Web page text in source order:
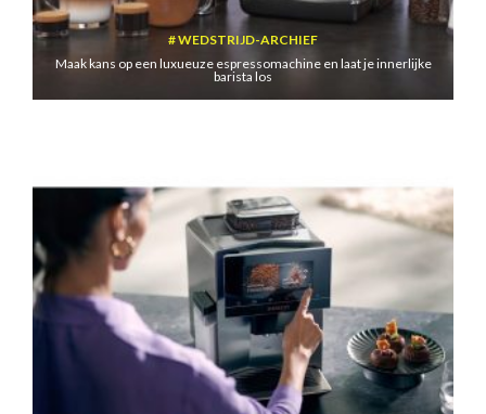
WEDSTRIJD-ARCHIEF
Maak kans op een luxueuze espressomachine en laat je innerlijke
barista los